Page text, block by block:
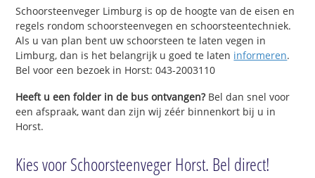
Schoorsteenveger Limburg is op de hoogte van de eisen en
regels rondom schoorsteenvegen en schoorsteentechniek.
Als u van plan bent uw schoorsteen te laten vegen in
Limburg, dan is het belangrijk u goed te laten informeren.
Bel voor een bezoek in Horst: 043-2003110
Heeft u een folder in de bus ontvangen?Bel dan snel voor
een afspraak, want dan zijn wij zéér binnenkort bij u in
Horst.
Kies voor Schoorsteenveger Horst. Bel direct!